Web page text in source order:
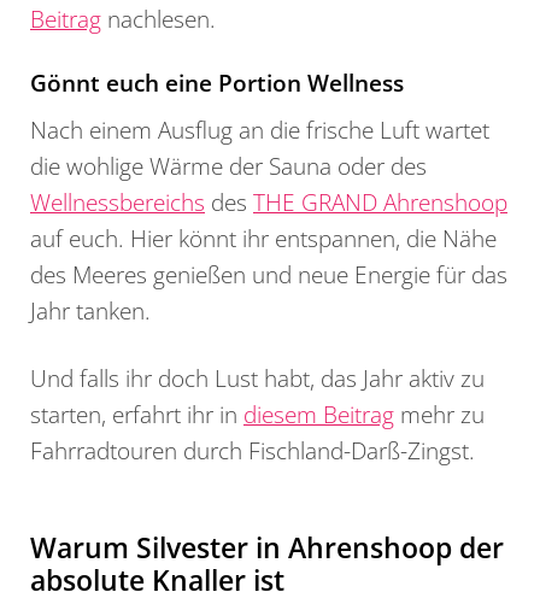
Beitrag nachlesen.
Gönnt euch eine Portion Wellness
Nach einem Ausflug an die frische Luft wartet
die wohlige Wärme der Sauna oder des
Wellnessbereichs des THE GRAND Ahrenshoop
auf euch. Hier könnt ihr entspannen, die Nähe
des Meeres genießen und neue Energie für das
Jahr tanken.
Und falls ihr doch Lust habt, das Jahr aktiv zu
starten, erfahrt ihr in diesem Beitrag mehr zu
Fahrradtouren durch Fischland-Darß-Zingst.
Warum Silvester in Ahrenshoop der
absolute Knaller ist